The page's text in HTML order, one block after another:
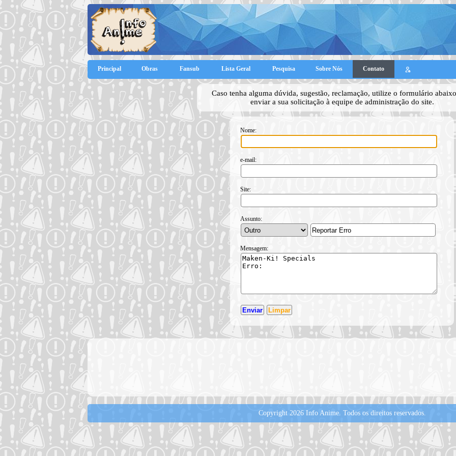
Principal Obras Fansub Lista Geral Pesquisa Sobre Nós Contato
Caso tenha alguma dúvida, sugestão, reclamação, utilize o formulário
enviar a sua solicitação à equipe de administração do site.
Nome:
e-mail:
Site:
Assunto:
Mensagem:
Copyright 2026 Info Anime. Todos os direitos reservados.